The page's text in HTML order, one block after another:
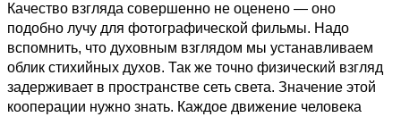
Качество взгляда совершенно не оценено — оно
подобно лучу для фотографической фильмы. Надо
вспомнить, что духовным взглядом мы устанавливаем
облик стихийных духов. Так же точно физический взгляд
задерживает в пространстве сеть света. Значение этой
кооперации нужно знать. Каждое движение человека